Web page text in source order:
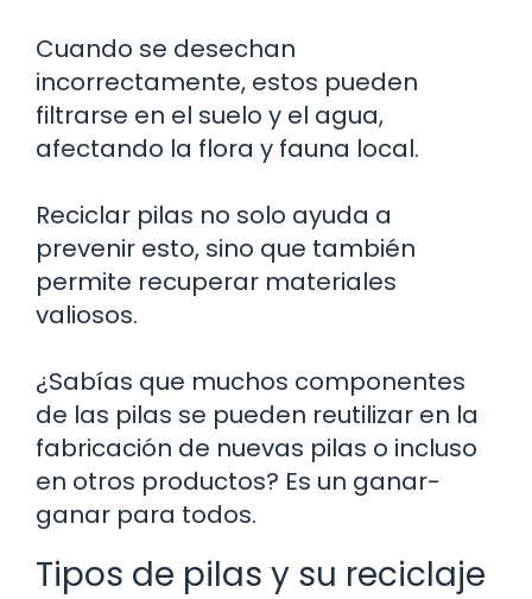
Cuando se desechan
incorrectamente, estos pueden
filtrarse en el suelo y el agua,
afectando la flora y fauna local.
Reciclar pilas no solo ayuda a
prevenir esto, sino que también
permite recuperar materiales
valiosos.
¿Sabías que muchos componentes
de las pilas se pueden reutilizar en la
fabricación de nuevas pilas o incluso
en otros productos? Es un ganar-
ganar para todos.
Tipos de pilas y su reciclaje